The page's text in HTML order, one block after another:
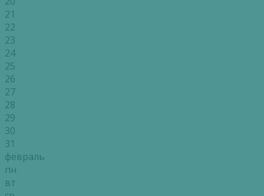
21
22
23
24
25
26
27
28
29
30
31
февраль
пн
вт